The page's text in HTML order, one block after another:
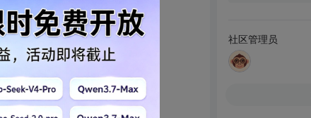
社区管理员